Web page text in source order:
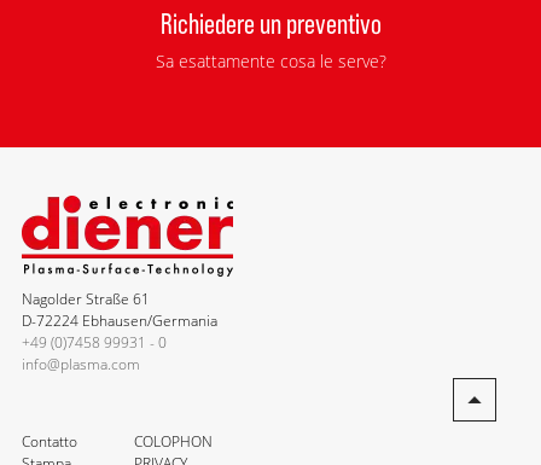
Richiedere un preventivo
Sa esattamente cosa le serve?
Nagolder Straße 61
D-72224 Ebhausen/Germania
+49 (0)7458 99931 - 0
info@plasma.com
Contatto
COLOPHON